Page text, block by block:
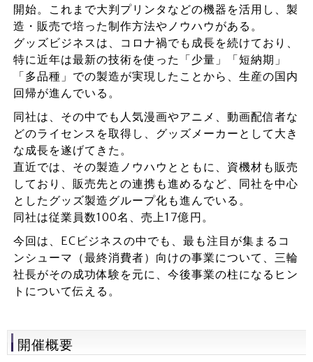
開始。これまで大判プリンタなどの機器を活用し、製
造・販売で培った制作方法やノウハウがある。
グッズビジネスは、コロナ禍でも成長を続けており、
特に近年は最新の技術を使った「少量」「短納期」
「多品種」での製造が実現したことから、生産の国内
回帰が進んでいる。
同社は、その中でも人気漫画やアニメ、動画配信者な
どのライセンスを取得し、グッズメーカーとして大き
な成長を遂げてきた。
直近では、その製造ノウハウとともに、資機材も販売
しており、販売先との連携も進めるなど、同社を中心
としたグッズ製造グループ化も進んでいる。
同社は従業員数100名、売上17億円。
今回は、ECビジネスの中でも、最も注目が集まるコ
ンシューマ（最終消費者）向けの事業について、三輪
社長がその成功体験を元に、今後事業の柱になるヒン
トについて伝える。
開催概要